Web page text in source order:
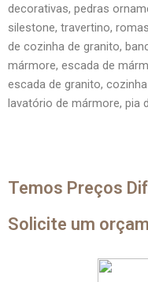
decorativas, pedras
silestone, travertino,
de cozinha de granito,
mármore, escada de
escada de granito,
lavatório de mármore, pia
Temos Preços
Solicite um